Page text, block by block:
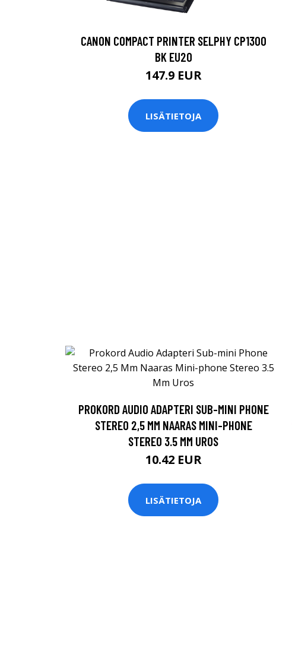
CANON COMPACT PRINTER SELPHY CP1300
BK EU20
147.9 EUR
LISÄTIETOJA
PROKORD AUDIO ADAPTERI SUB-MINI PHONE
STEREO 2,5 MM NAARAS MINI-PHONE
STEREO 3.5 MM UROS
10.42 EUR
LISÄTIETOJA